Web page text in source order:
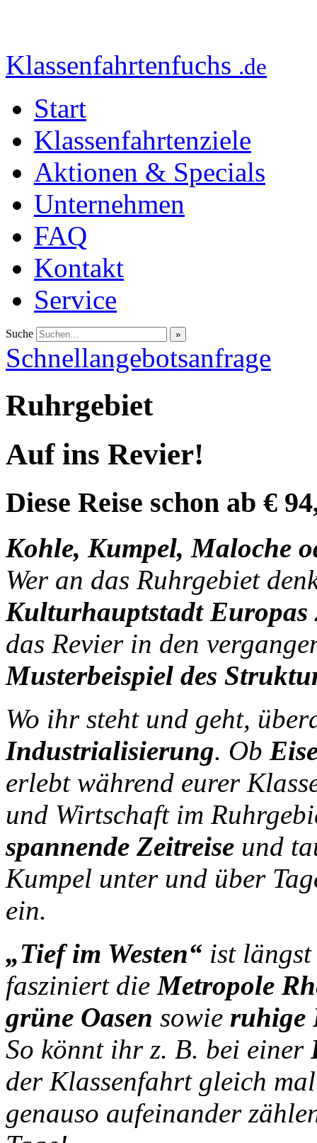
Klassenfahrtenfuchs .de
Start
Klassenfahrtenziele
Aktionen & Specials
Unternehmen
FAQ
Kontakt
Service
Suche
Schnellangebotsanfrage
Ruhrgebiet
Auf ins Revier!
Diese Reise schon ab €
Kohle, Kumpel, Maloche
Wer an das Ruhrgebiet
Kulturhauptstadt Europas
das Revier in den
Musterbeispiel des
Wo ihr steht und geht,
Industrialisierung. Ob
erlebt während eurer
und Wirtschaft im
spannende Zeitreise und
Kumpel unter und über
ein.
„Tief im Westen“ ist
fasziniert dieMetropole
grüne Oasen sowie ruhige
So könnt ihr z. B. bei einer
der Klassenfahrt gleich
genauso aufeinander